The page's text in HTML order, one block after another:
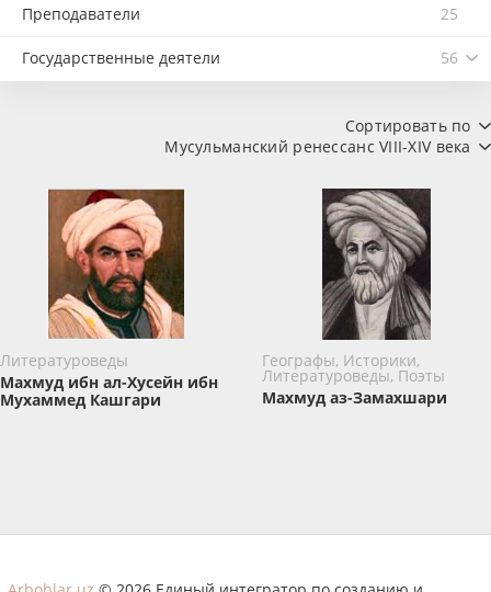
Преподаватели 25
Государственные деятели 56
Сортировать по
Мусульманский ренессанс VIII-XIV века
Литературоведы
Махмуд ибн ал-Хусейн ибн
Мухаммед Кашгари
Географы, Историки,
Литературоведы, Поэты
Махмуд аз-Замахшари